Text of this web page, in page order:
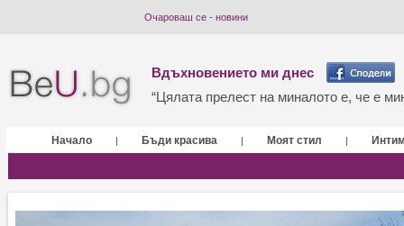
Очароваш се - новини
Вдъхновението ми днес
“Цялата прелест на миналото е, че е
Начало | Бъди красива | Моят стил |